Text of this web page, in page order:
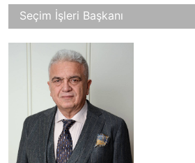
Seçim İşleri Başkanı